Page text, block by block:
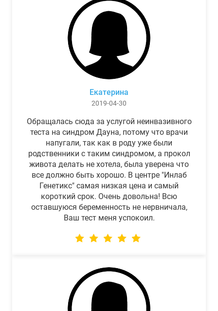
Екатерина
2019-04-30
Обращалась сюда за услугой неинвазивного
теста на синдром Дауна, потому что врачи
напугали, так как в роду уже были
родственники с таким синдромом, а прокол
живота делать не хотела, была уверена что
все должно быть хорошо. В центре "Инлаб
Генетикс" самая низкая цена и самый
короткий срок. Очень довольна! Всю
оставшуюся беременность не нервничала,
Ваш тест меня успокоил.